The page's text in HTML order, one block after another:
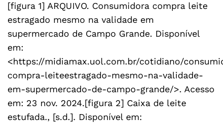
[figura 1] ARQUIVO. Consumidora compra leite
estragado mesmo na validade em
supermercado de Campo Grande. Disponível
em:
<https://midiamax.uol.com.br/cotidiano/
compra-leiteestragado-mesmo-na-validade-
em-supermercado-de-campo-grande/>. Acesso
em: 23 nov. 2024.[figura 2] Caixa de leite
estufada., [s.d.]. Disponível em: